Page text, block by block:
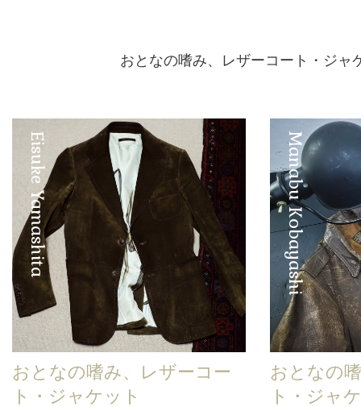
おとなの嗜み、レザーコート・ジャ
Eisuke Yamashita
おとなの嗜み、レザーコー
ト・ジャケット
Manabu Kobayashi
おとなの
ト・ジャ